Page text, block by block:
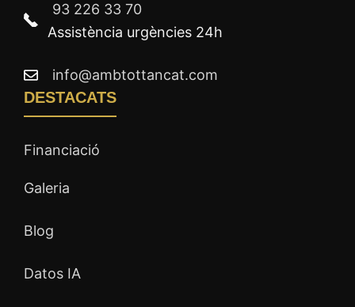
93 226 33 70
Assistència urgències 24h
info@ambtottancat.com
DESTACATS
Financiació
Galeria
Blog
Datos IA